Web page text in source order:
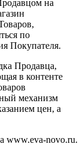
на
по
Покупателя.
Продавца,
в контенте
механизм
цен, а
www.eva-novo.ru.